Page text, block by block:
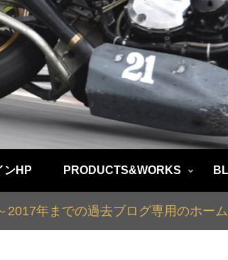
ンHP PRODUCTS&WORKS
2017年までの過去ブログ専用のホー